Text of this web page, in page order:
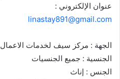
عنوان الإلكتروني :
linastay891@gmail.com
الجهة : مركز سيف لخدمات الاعمال
الجنسية : جميع الجنسيات
الجنس : إناث